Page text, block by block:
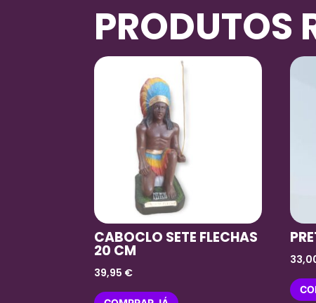
PRODUTOS
CABOCLO SETE FLECHAS
20 CM
39,95 €